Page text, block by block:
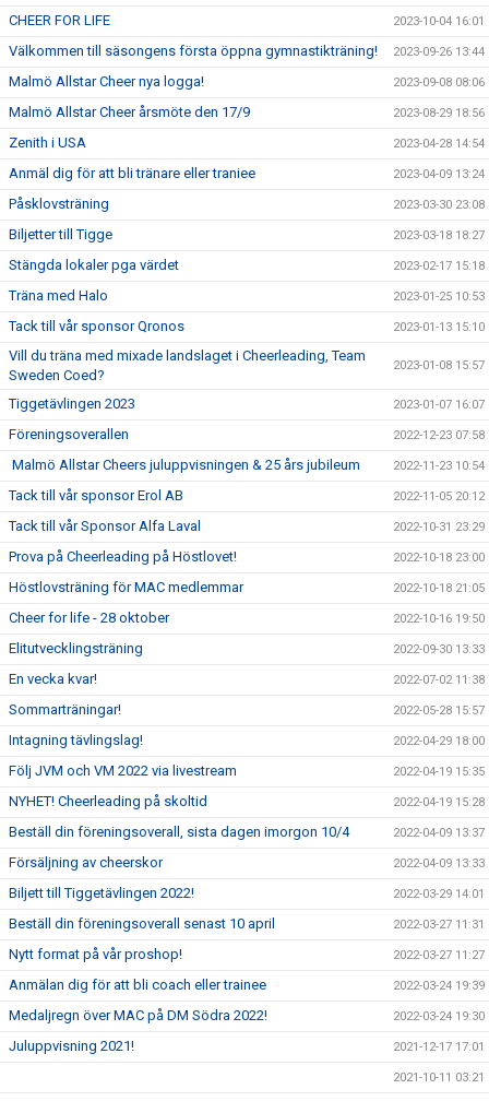
CHEER FOR LIFE 2023-10-04 16:01
Välkommen till säsongens första öppna gymnastikträning! 2023-09-26 13:44
Malmö Allstar Cheer nya logga! 2023-09-08 08:06
Malmö Allstar Cheer årsmöte den 17/9 2023-08-29 18:56
Zenith i USA 2023-04-28 14:54
Anmäl dig för att bli tränare eller traniee 2023-04-09 13:24
Påsklovsträning 2023-03-30 23:08
Biljetter till Tigge 2023-03-18 18:27
Stängda lokaler pga värdet 2023-02-17 15:18
Träna med Halo 2023-01-25 10:53
Tack till vår sponsor Qronos 2023-01-13 15:10
Vill du träna med mixade landslaget i Cheerleading, Team
Sweden Coed?
2023-01-08 15:57
Tiggetävlingen 2023 2023-01-07 16:07
Föreningsoverallen 2022-12-23 07:58
Malmö Allstar Cheers juluppvisningen & 25 års jubileum 2022-11-23 10:54
Tack till vår sponsor Erol AB 2022-11-05 20:12
Tack till vår Sponsor Alfa Laval 2022-10-31 23:29
Prova på Cheerleading på Höstlovet! 2022-10-18 23:00
Höstlovsträning för MAC medlemmar 2022-10-18 21:05
Cheer for life - 28 oktober 2022-10-16 19:50
Elitutvecklingsträning 2022-09-30 13:33
En vecka kvar! 2022-07-02 11:38
Sommarträningar! 2022-05-28 15:57
Intagning tävlingslag! 2022-04-29 18:00
Följ JVM och VM 2022 via livestream 2022-04-19 15:35
NYHET! Cheerleading på skoltid 2022-04-19 15:28
Beställ din föreningsoverall, sista dagen imorgon 10/4 2022-04-09 13:37
Försäljning av cheerskor 2022-04-09 13:33
Biljett till Tiggetävlingen 2022! 2022-03-29 14:01
Beställ din föreningsoverall senast 10 april 2022-03-27 11:31
Nytt format på vår proshop! 2022-03-27 11:27
Anmälan dig för att bli coach eller trainee 2022-03-24 19:39
Medaljregn över MAC på DM Södra 2022! 2022-03-24 19:30
Juluppvisning 2021! 2021-12-17 17:01
2021-10-11 03:21